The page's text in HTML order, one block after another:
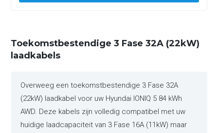
Toekomstbestendige 3 Fase 32A (22kW)
laadkabels
Overweeg een toekomstbestendige 3 Fase 32A
(22kW) laadkabel voor uw Hyundai IONIQ 5 84 kWh
AWD. Deze kabels zijn volledig compatibel met uw
huidige laadcapaciteit van 3 Fase 16A (11kW) maar